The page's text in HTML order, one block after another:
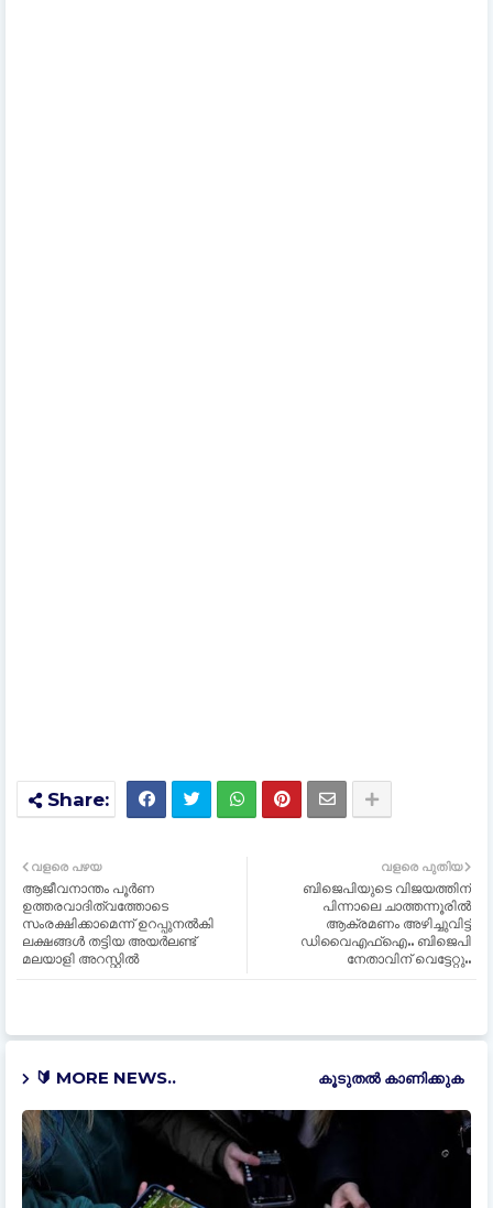
വളരെ പുതിയ
ബിജെപിയുടെ വിജയത്തിന്
പിന്നാലെ ചാത്തന്നൂരിൽ
ആക്രമണം അഴിച്ചുവിട്ട്
ഡിവൈഎഫ്ഐ.. ബിജെപി
നേതാവിന് വെട്ടേറ്റു..
വളരെ പഴയ
ആജീവനാന്തം പൂർണ
ഉത്തരവാദിത്വത്തോടെ
സംരക്ഷിക്കാമെന്ന് ഉറപ്പുനൽകി
ലക്ഷങ്ങൾ തട്ടിയ അയർലണ്ട്
മലയാളി അറസ്റ്റിൽ
🔰 MORE NEWS.. കൂടുതൽ‍ കാണിക്കുക